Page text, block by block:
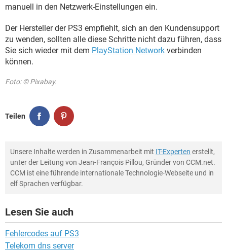
manuell in den Netzwerk-Einstellungen ein.
Der Hersteller der PS3 empfiehlt, sich an den Kundensupport
zu wenden, sollten alle diese Schritte nicht dazu führen, dass
Sie sich wieder mit dem PlayStation Network verbinden
können.
Foto: © Pixabay.
Teilen
Unsere Inhalte werden in Zusammenarbeit mit IT-Experten erstellt,
unter der Leitung von Jean-François Pillou, Gründer von CCM.net.
CCM ist eine führende internationale Technologie-Webseite und in
elf Sprachen verfügbar.
Lesen Sie auch
Fehlercodes auf PS3
Telekom dns server